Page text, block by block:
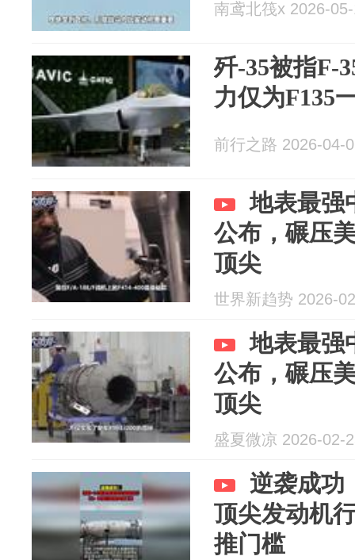
南鸢北筏x 2026-
歼-35被指F-
力仅为F135
前行之路 2026-04-
地表最强
公布，碾压
顶尖
世界新趋势 2026-
地表最强
公布，碾压
顶尖
盛夏微凉 2026-02-
逆袭成功
顶尖发动机
推门槛